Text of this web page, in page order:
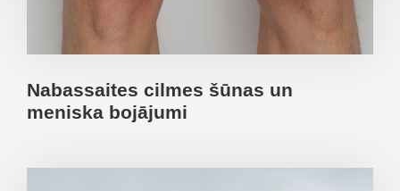
Nabassaites cilmes šūnas un
meniska bojājumi